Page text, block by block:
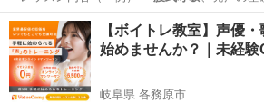
…岐阜 可児市 その他 声優
【ボイトレ教室】声優
始めませんか？｜未経
岐阜県 各務原市